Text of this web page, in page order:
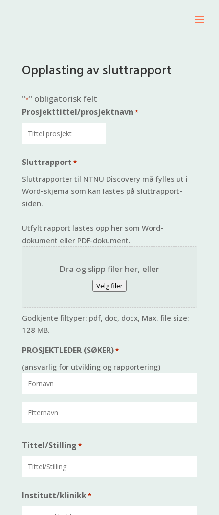
Opplasting av sluttrapport
"*" obligatorisk felt
Prosjekttittel/prosjektnavn *
Sluttrapport *
Sluttrapporter til NTNU Discovery må fylles ut i
Word-skjema som kan lastes på sluttrapport-
siden.
Utfylt rapport lastes opp her som Word-
dokument eller PDF-dokument.
Dra og slipp filer her, eller
Velg filer
Godkjente filtyper: pdf, doc, docx, Max. file size:
128 MB.
PROSJEKTLEDER (SØKER)*
(ansvarlig for utvikling og rapportering)
Tittel/Stilling *
Institutt/klinikk*